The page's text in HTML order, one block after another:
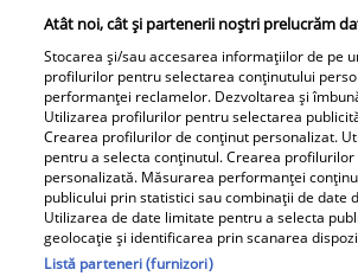
o întrebare
Cabral rupe
Atât noi, cât și partenerii noștri prelucrăm
Stocarea și/sau accesarea informațiilor de pe
profilurilor pentru selectarea conținutului
performanței reclamelor. Dezvoltarea și
Utilizarea profilurilor pentru selectarea
Crearea profilurilor de conținut personalizat.
pentru a selecta conținutul. Crearea
personalizată. Măsurarea performanței
publicului prin statistici sau combinații de date
Utilizarea de date limitate pentru a selecta
geolocație și identificarea prin scanarea
Listă parteneri (furnizori)